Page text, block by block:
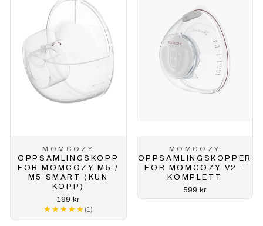
MOMCOZY
OPPSAMLINGSKOPP
FOR MOMCOZY M5 /
M5 SMART (KUN
KOPP)
199 kr
★★★★★
★★★★★ (1)
MOMCOZY
OPPSAMLINGSKOPPER
FOR MOMCOZY V2 -
KOMPLETT
599 kr